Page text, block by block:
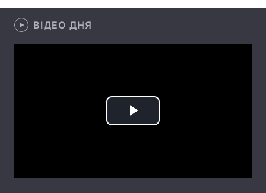
Цікавинки
Статті
ВІДЕО ДНЯ
Play